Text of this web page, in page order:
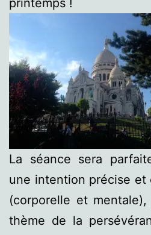
printemps !
La séance sera
une intention précise et
(corporelle et
thème de la